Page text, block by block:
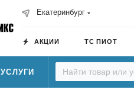
Екатеринбург
АКЦИИ ТС ПИОТ
УСЛУГИ